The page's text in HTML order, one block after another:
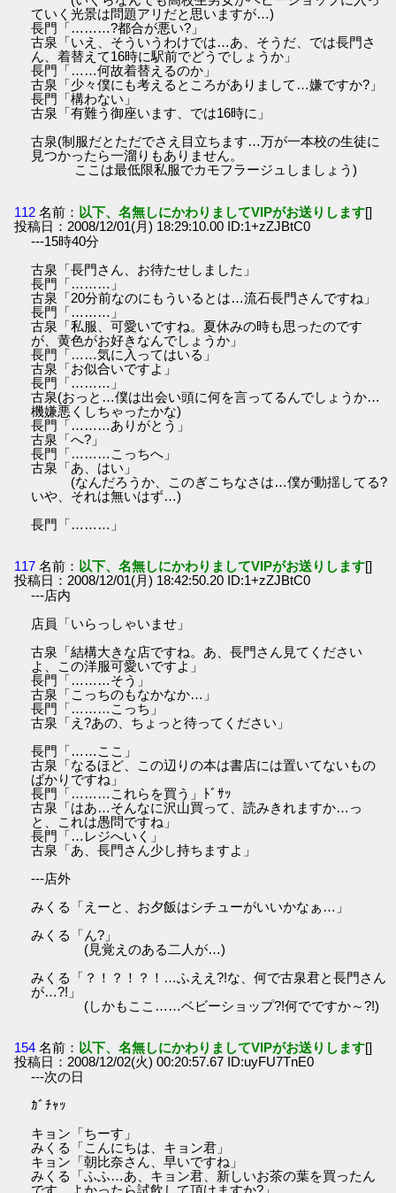
ていく光景は問題アリだと思いますが…)
長門「………?都合が悪い?」
古泉「いえ、そういうわけでは…あ、そうだ、では長門さ
ん、着替えて16時に駅前でどうでしょうか」
長門「……何故着替えるのか」
古泉「少々僕にも考えるところがありまして…嫌ですか?」
長門「構わない」
古泉「有難う御座います、では16時に」
古泉(制服だとただでさえ目立ちます…万が一本校の生徒に
見つかったら一溜りもありません。
ここは最低限私服でカモフラージュしましょう)
112 名前： 以下、名無しにかわりましてVIPがお送りします[]
投稿日：2008/12/01(月) 18:29:10.00 ID:1+zZJBtC0
---15時40分
古泉「長門さん、お待たせしました」
長門「………」
古泉「20分前なのにもういるとは…流石長門さんですね」
長門「………」
古泉「私服、可愛いですね。夏休みの時も思ったのです
が、黄色がお好きなんでしょうか」
長門「……気に入ってはいる」
古泉「お似合いですよ」
長門「………」
古泉(おっと…僕は出会い頭に何を言ってるんでしょうか…
機嫌悪くしちゃったかな)
長門「………ありがとう」
古泉「へ?」
長門「………こっちへ」
古泉「あ、はい」
(なんだろうか、このぎこちなさは…僕が動揺してる?
いや、それは無いはず…)
長門「………」
117 名前： 以下、名無しにかわりましてVIPがお送りします[]
投稿日：2008/12/01(月) 18:42:50.20 ID:1+zZJBtC0
---店内
店員「いらっしゃいませ」
古泉「結構大きな店ですね。あ、長門さん見てください
よ、この洋服可愛いですよ」
長門「………そう」
古泉「こっちのもなかなか…」
長門「………こっち」
古泉「え?あの、ちょっと待ってください」
長門「……ここ」
古泉「なるほど、この辺りの本は書店には置いてないもの
ばかりですね」
長門「………これらを買う」ﾄﾞｻｯ
古泉「はあ…そんなに沢山買って、読みきれますか…っ
と、これは愚問ですね」
長門「…レジへいく」
古泉「あ、長門さん少し持ちますよ」
---店外
みくる「えーと、お夕飯はシチューがいいかなぁ…」
みくる「ん?」
(見覚えのある二人が…)
みくる「？！？！？！…ふええ?!な、何で古泉君と長門さん
が…?!」
(しかもここ……ベビーショップ?!何でですか～?!)
154 名前： 以下、名無しにかわりましてVIPがお送りします[]
投稿日：2008/12/02(火) 00:20:57.67 ID:uyFU7TnE0
---次の日
ｶﾞﾁｬｯ
キョン「ちーす」
みくる「こんにちは、キョン君」
キョン「朝比奈さん、早いですね」
みくる「ふふ…あ、キョン君、新しいお茶の葉を買ったん